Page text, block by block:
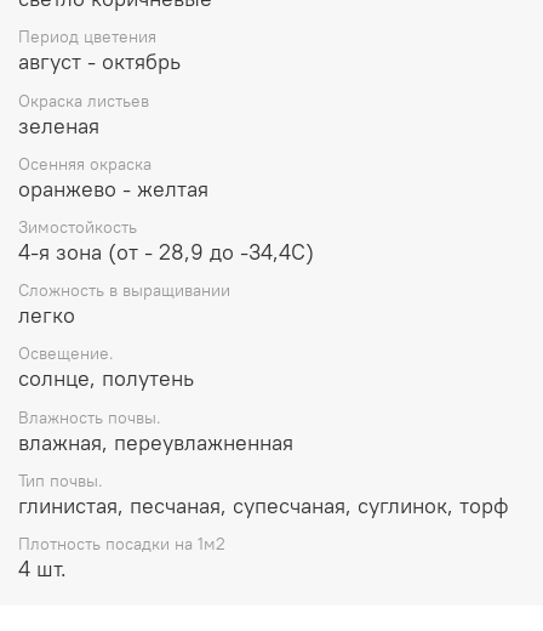
листвы. Молинии хорошо растут на солнце и полутени.
Это наверное одни из самых красивых злаков для сада,
самая захватывающая с кинетической точки зрения.
Период цветения
август - октябрь
Окраска листьев
зеленая
Осенняя окраска
оранжево - желтая
Зимостойкость
4-я зона (от - 28,9 до -34,4С)
Сложность в выращивании
легко
Освещение.
солнце, полутень
Влажность почвы.
влажная, переувлажненная
Тип почвы.
глинистая, песчаная, супесчаная, суглинок, торф
Плотность посадки на 1м2
4 шт.